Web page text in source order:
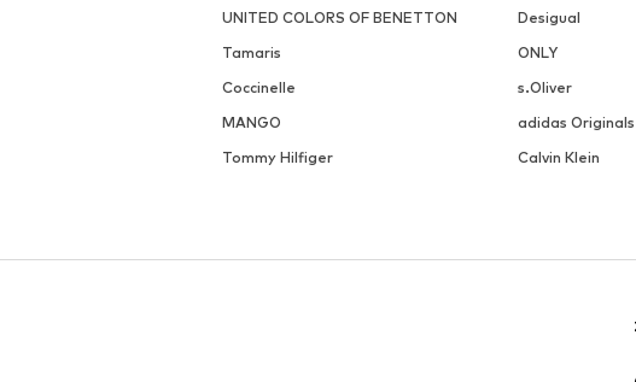
UNITED COLORS OF BENETTON Desigual
Tamaris
ONLY
Coccinelle
s.Oliver
MANGO
adidas Originals
Tommy Hilfiger
Calvin Klein